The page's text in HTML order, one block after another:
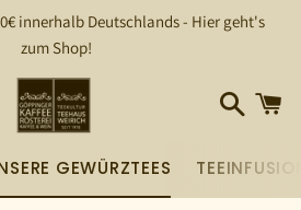
innerhalb Deutschlands - Hier geht's
zum Shop!
Suchen
GEWÜRZTEES